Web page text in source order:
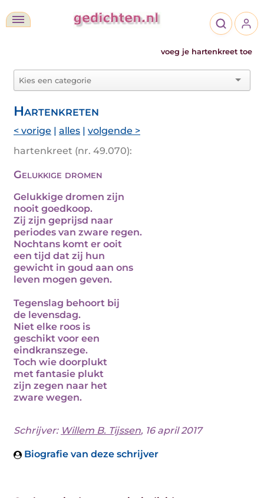
voeg je hartenkreet toe
Hartenkreten
< vorige | alles | volgende >
hartenkreet (nr. 49.070):
Gelukkige dromen
Gelukkige dromen zijn
nooit goedkoop.
Zij zijn geprijsd naar
periodes van zware regen.
Nochtans komt er ooit
een tijd dat zij hun
gewicht in goud aan ons
leven mogen geven.
Tegenslag behoort bij
de levensdag.
Niet elke roos is
geschikt voor een
eindkranszege.
Toch wie doorplukt
met fantasie plukt
zijn zegen naar het
zware wegen.
Schrijver: Willem B. Tijssen, 16 april 2017
Biografie van deze schrijver